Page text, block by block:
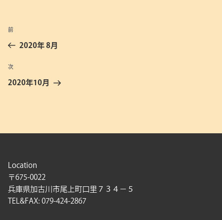
ビ
ゲ
ン
前
の
稿
前
2020年 8月
次
の
次
2020年10月
Location
〒675-0022
兵庫県加古川市尾上町口里７３４－５
TEL&FAX: 079-424-2867